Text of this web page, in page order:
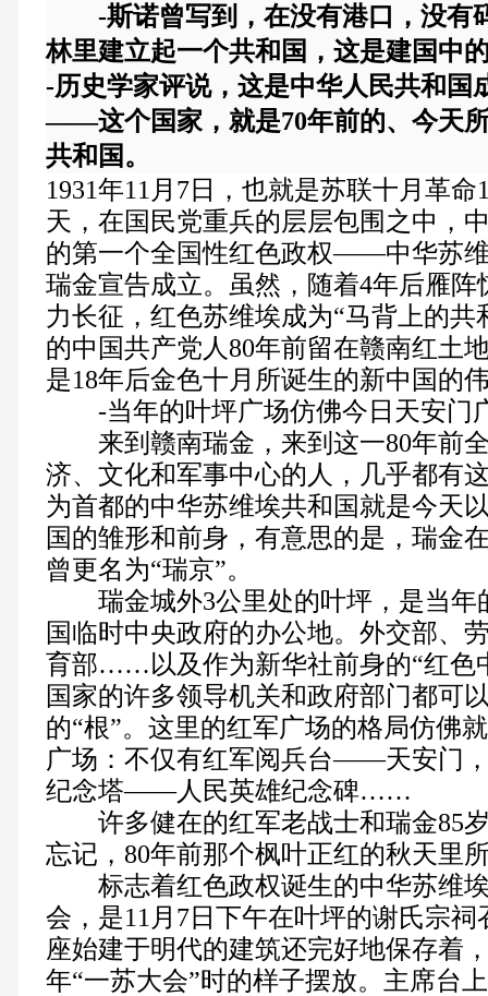
-斯诺曾写到，在没有港口，没有
林里建立起一个共和国，这是建国中
-历史学家评说，这是中华人民共和国
——这个国家，就是70年前的、今天
共和国。
1931年11月7日 ，也就是苏联十月革
天，在国民党重兵的层层包围之中，
的第一个全国性红色政权——中华苏
瑞金宣告成立。虽然，随着4年后雁阵
力长征，红色苏维埃成为“马背上的共
的中国共产党人80年前留在赣南红土
是18年后金色十月所诞生的新中国的
-当年的叶坪广场仿佛今日天安门
来到赣南瑞金，来到这一80年前
济、文化和军事中心的人，几乎都有
为首都的中华苏维埃共和国就是今天
国的雏形和前身，有意思的是，瑞金
曾更名为“瑞京”。
瑞金城外3公里处的叶坪，是当年
国临时中央政府的办公地。外交部、
育部……以及作为新华社前身的“红色
国家的许多领导机关和政府部门都可
的“根”。这里的红军广场的格局仿佛
广场：不仅有红军阅兵台——天安门
纪念塔——人民英雄纪念碑……
许多健在的红军老战士和瑞金85
忘记，80年前那个枫叶正红的秋天
标志着红色政权诞生的中华苏维埃
会，是11月7日下午在叶坪的谢氏宗
座始建于明代的建筑还完好地保存着
年“一苏大会”时的样子摆放。主席台